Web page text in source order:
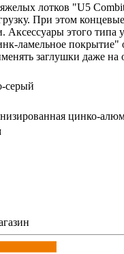
лотков "U5
При этом
Аксессуары этого
ламельное покрытие"
заглушки даже
серый
цинко-